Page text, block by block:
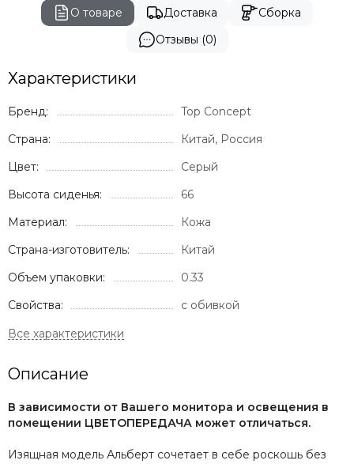
О товаре Доставка
Сборка
Отзывы (0)
Характеристики
Бренд:
Top Concept
Страна:
Китай, Россия
Цвет:
Серый
Высота сиденья:
66
Материал:
Кожа
Страна-изготовитель:
Китай
Объем упаковки:
0.33
Свойства:
с обивкой
Описание
В зависимости от Вашего монитора и освещения в
помещении ЦВЕТОПЕРЕДАЧА может отличаться.
Изящная модель Альберт сочетает в себе роскошь без